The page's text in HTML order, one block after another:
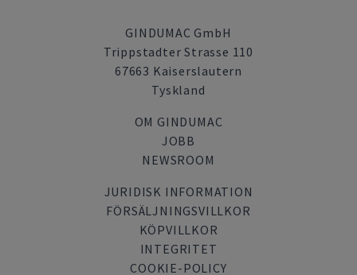
GINDUMAC GmbH
Trippstadter Strasse 110
67663 Kaiserslautern
Tyskland
OM GINDUMAC
JOBB
NEWSROOM
JURIDISK INFORMATION
FÖRSÄLJNINGSVILLKOR
KÖPVILLKOR
INTEGRITET
COOKIE-POLICY